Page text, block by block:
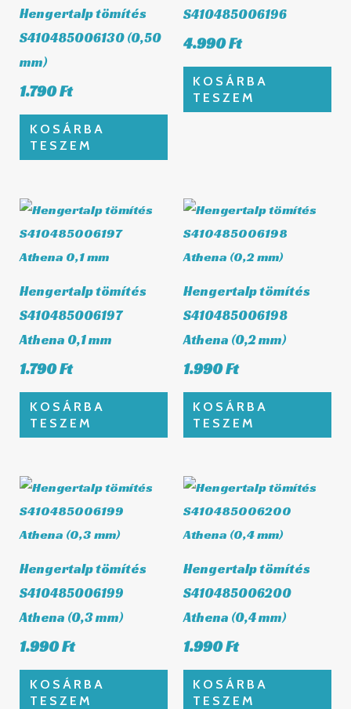
Hengertalp tömítés
S410485006130 (0,50
mm)
1.790Ft
KOSÁRBA
TESZEM
S410485006196
4.990Ft
KOSÁRBA
TESZEM
Hengertalp tömítés
S410485006197
Athena 0,1 mm
1.790Ft
KOSÁRBA
TESZEM
Hengertalp tömítés
S410485006198
Athena (0,2 mm)
1.990Ft
KOSÁRBA
TESZEM
Hengertalp tömítés
S410485006199
Athena (0,3 mm)
1.990Ft
KOSÁRBA
TESZEM
Hengertalp tömítés
S410485006200
Athena (0,4 mm)
1.990Ft
KOSÁRBA
TESZEM